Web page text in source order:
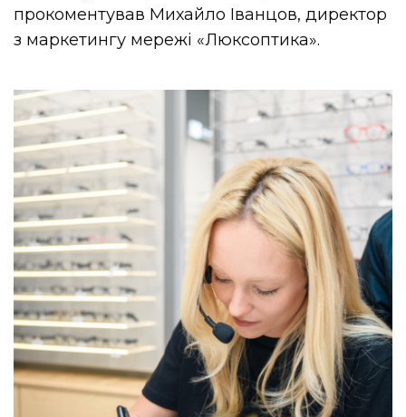
прокоментував Михайло Іванцов, директор
з маркетингу мережі «Люксоптика».